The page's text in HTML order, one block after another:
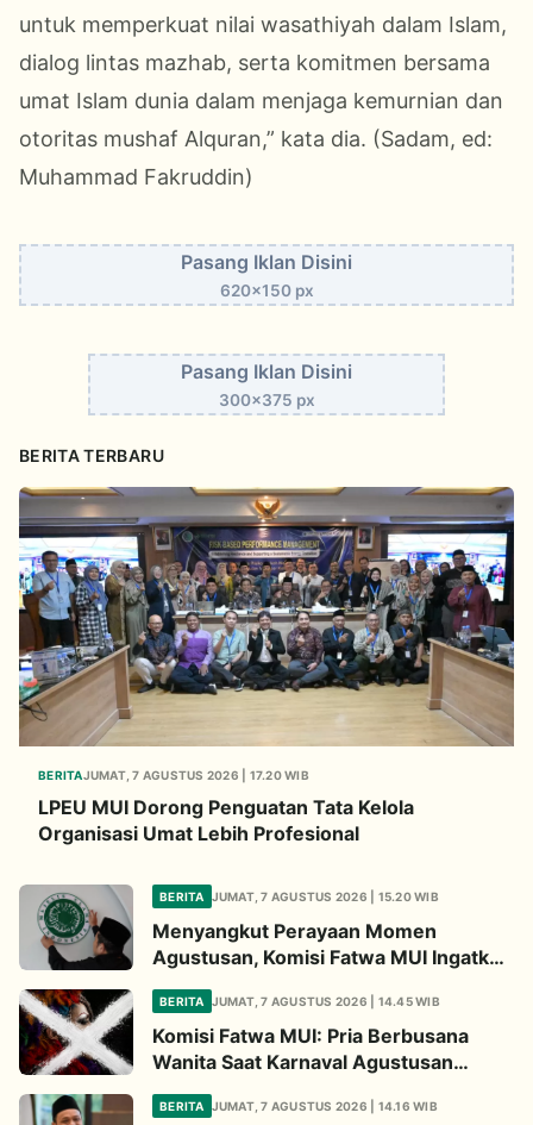
untuk memperkuat nilai wasathiyah dalam Islam,
dialog lintas mazhab, serta komitmen bersama
umat Islam dunia dalam menjaga kemurnian dan
otoritas mushaf Alquran,” kata dia. (Sadam, ed:
Muhammad Fakruddin)
Pasang Iklan Disini
620x150 px
Pasang Iklan Disini
300x375 px
BERITA TERBARU
BERITAJUMAT, 7 AGUSTUS 2026 | 17.20 WIB
LPEU MUI Dorong Penguatan Tata Kelola
Organisasi Umat Lebih Profesional
BERITA JUMAT, 7 AGUSTUS 2026 | 15.20 WIB
Menyangkut Perayaan Momen
Agustusan, Komisi Fatwa MUI Ingatkan
BERITA JUMAT, 7 AGUSTUS 2026 | 14.45 WIB
Komisi Fatwa MUI: Pria Berbusana
Wanita Saat Karnaval Agustusan
BERITA JUMAT, 7 AGUSTUS 2026 | 14.16 WIB